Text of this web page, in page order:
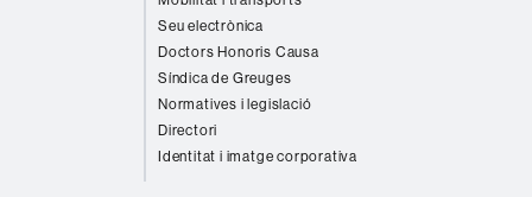
Seu electrònica
Doctors Honoris Causa
Síndica de Greuges
Normatives i legislació
Directori
Identitat i imatge corporativa